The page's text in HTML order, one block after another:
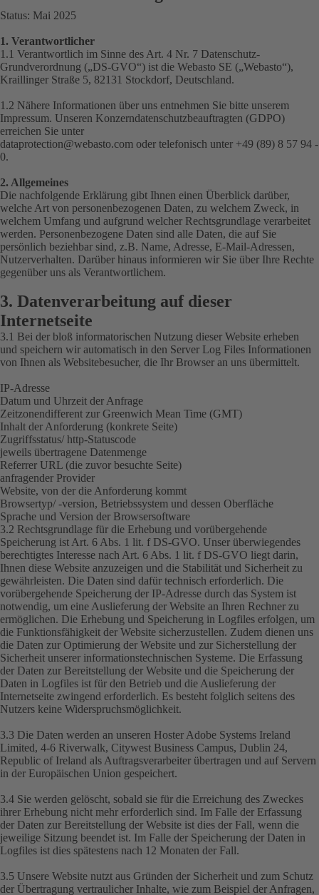
Status: Mai 2025
1. Verantwortlicher
1.1 Verantwortlich im Sinne des Art. 4 Nr. 7 Datenschutz-
Grundverordnung („DS-GVO“) ist die Webasto SE („Webasto“),
Kraillinger Straße 5, 82131 Stockdorf, Deutschland.
1.2 Nähere Informationen über uns entnehmen Sie bitte unserem
Impressum. Unseren Konzerndatenschutzbeauftragten (GDPO)
erreichen Sie unter
dataprotection@webasto.com oder telefonisch unter +49 (89) 8 57 94 -
0.
2. Allgemeines
Die nachfolgende Erklärung gibt Ihnen einen Überblick darüber,
welche Art von personenbezogenen Daten, zu welchem Zweck, in
welchem Umfang und aufgrund welcher Rechtsgrundlage verarbeitet
werden. Personenbezogene Daten sind alle Daten, die auf Sie
persönlich beziehbar sind, z.B. Name, Adresse, E-Mail-Adressen,
Nutzerverhalten. Darüber hinaus informieren wir Sie über Ihre Rechte
gegenüber uns als Verantwortlichem.
3. Datenverarbeitung auf dieser
Internetseite
3.1 Bei der bloß informatorischen Nutzung dieser Website erheben
und speichern wir automatisch in den Server Log Files Informationen
von Ihnen als Websitebesucher, die Ihr Browser an uns übermittelt.
IP-Adresse
Datum und Uhrzeit der Anfrage
Zeitzonendifferent zur Greenwich Mean Time (GMT)
Inhalt der Anforderung (konkrete Seite)
Zugriffsstatus/ http-Statuscode
jeweils übertragene Datenmenge
Referrer URL (die zuvor besuchte Seite)
anfragender Provider
Website, von der die Anforderung kommt
Browsertyp/ -version, Betriebssystem und dessen Oberfläche
Sprache und Version der Browsersoftware
3.2 Rechtsgrundlage für die Erhebung und vorübergehende
Speicherung ist Art. 6 Abs. 1 lit. f DS-GVO. Unser überwiegendes
berechtigtes Interesse nach Art. 6 Abs. 1 lit. f DS-GVO liegt darin,
Ihnen diese Website anzuzeigen und die Stabilität und Sicherheit zu
gewährleisten. Die Daten sind dafür technisch erforderlich. Die
vorübergehende Speicherung der IP-Adresse durch das System ist
notwendig, um eine Auslieferung der Website an Ihren Rechner zu
ermöglichen. Die Erhebung und Speicherung in Logfiles erfolgen, um
die Funktionsfähigkeit der Website sicherzustellen. Zudem dienen uns
die Daten zur Optimierung der Website und zur Sicherstellung der
Sicherheit unserer informationstechnischen Systeme. Die Erfassung
der Daten zur Bereitstellung der Website und die Speicherung der
Daten in Logfiles ist für den Betrieb und die Auslieferung der
Internetseite zwingend erforderlich. Es besteht folglich seitens des
Nutzers keine Widerspruchsmöglichkeit.
3.3 Die Daten werden an unseren Hoster Adobe Systems Ireland
Limited, 4-6 Riverwalk, Citywest Business Campus, Dublin 24,
Republic of Ireland als Auftragsverarbeiter übertragen und auf Servern
in der Europäischen Union gespeichert.
3.4 Sie werden gelöscht, sobald sie für die Erreichung des Zweckes
ihrer Erhebung nicht mehr erforderlich sind. Im Falle der Erfassung
der Daten zur Bereitstellung der Website ist dies der Fall, wenn die
jeweilige Sitzung beendet ist. Im Falle der Speicherung der Daten in
Logfiles ist dies spätestens nach 12 Monaten der Fall.
3.5 Unsere Website nutzt aus Gründen der Sicherheit und zum Schutz
der Übertragung vertraulicher Inhalte, wie zum Beispiel der Anfragen,